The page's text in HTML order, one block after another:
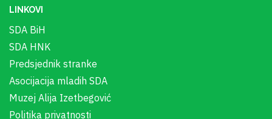
LINKOVI
SDA BiH
SDA HNK
Predsjednik stranke
Asocijacija mladih SDA
Muzej Alija Izetbegović
Politika privatnosti